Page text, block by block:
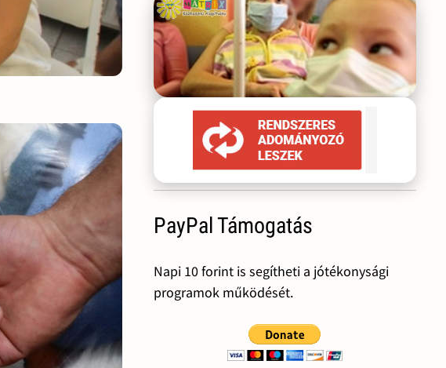
PayPal Támogatás
Napi 10 forint is segítheti a jótékonysági
programok működését.